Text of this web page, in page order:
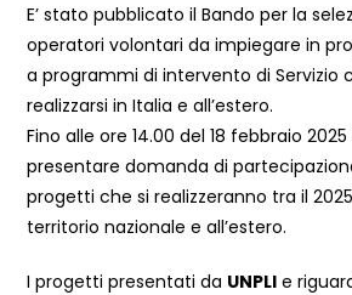
E’ stato pubblicato il Bando per la
operatori volontari da impiegare in
a programmi di intervento di Servizio
realizzarsi in Italia e all’estero.
Fino alle ore 14.00 del 18 febbraio
presentare domanda di
progetti che si realizzeranno tra il
territorio nazionale e all’estero.
I progetti presentati da UNPLI e